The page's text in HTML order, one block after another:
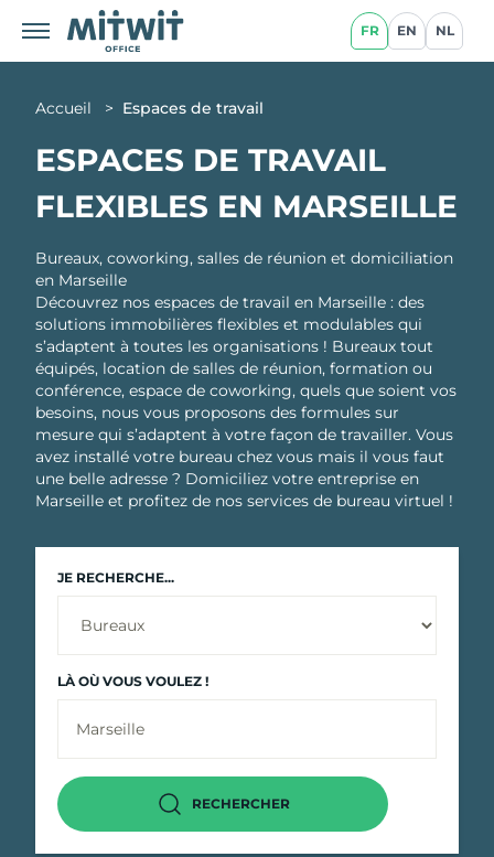
FR EN NL
Accueil > Espaces de travail
ESPACES DE TRAVAIL
FLEXIBLES EN MARSEILLE
Bureaux, coworking, salles de réunion et domiciliation
en Marseille
Découvrez nos espaces de travail en Marseille : des
solutions immobilières flexibles et modulables qui
s’adaptent à toutes les organisations ! Bureaux tout
équipés, location de salles de réunion, formation ou
conférence, espace de coworking, quels que soient vos
besoins, nous vous proposons des formules sur
mesure qui s’adaptent à votre façon de travailler. Vous
avez installé votre bureau chez vous mais il vous faut
une belle adresse ? Domiciliez votre entreprise en
Marseille et profitez de nos services de bureau virtuel !
JE RECHERCHE...
LÀ OÙ VOUS VOULEZ !
RECHERCHER